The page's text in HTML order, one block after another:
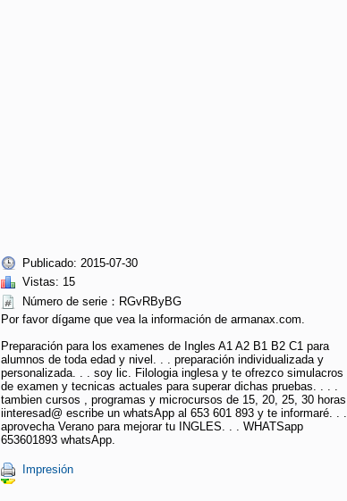
Publicado: 2015-07-30
Vistas: 15
Número de serie：RGvRByBG
Por favor dígame que vea la información de armanax.com.
Preparación para los examenes de Ingles A1 A2 B1 B2 C1 para
alumnos de toda edad y nivel. . . preparación individualizada y
personalizada. . . soy lic. Filologia inglesa y te ofrezco simulacros
de examen y tecnicas actuales para superar dichas pruebas. . . .
tambien cursos , programas y microcursos de 15, 20, 25, 30 horas
iinteresad@ escribe un whatsApp al 653 601 893 y te informaré. . .
aprovecha Verano para mejorar tu INGLES. . . WHATSapp
653601893 whatsApp.
Impresión